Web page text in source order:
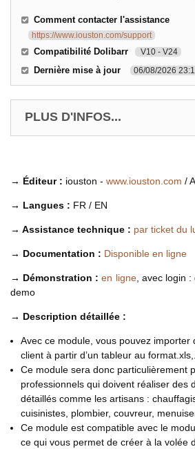
Comment contacter l'assistance
https://www.iouston.com/support
Compatibilité Dolibarr V10 - V24
Dernière mise à jour 06/08/2026
PLUS D'INFOS...
→ Éditeur : iouston - www.iouston.com /
→ Langues : FR / EN
→ Assistance technique : par ticket du
→ Documentation : Disponible en ligne
→ Démonstration : en ligne, avec login :
demo
→ Description détaillée :
Avec ce module, vous pouvez importer
client à partir d’un tableur au
Ce module sera donc particulièrement
professionnels qui doivent réaliser des
détaillés comme les artisans :
cuisinistes, plombier, couvreur,
Ce module est compatible avec le
ce qui vous permet de créer à la volée